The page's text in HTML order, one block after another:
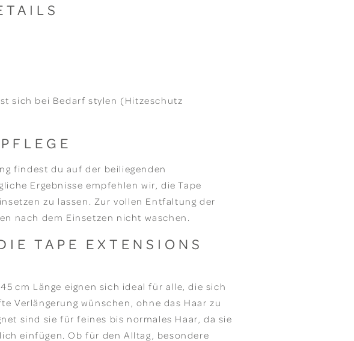
sich bei Bedarf stylen (Hitzeschutz
findest du auf der beiliegenden
Ergebnisse empfehlen wir, die Tape
zu lassen. Zur vollen Entfaltung der
nach dem Einsetzen nicht waschen.
TAPE EXTENSIONS
cm Länge eignen sich ideal für alle, die sich
Verlängerung wünschen, ohne das Haar zu
sind sie für feines bis normales Haar, da sie
einfügen. Ob für den Alltag, besondere